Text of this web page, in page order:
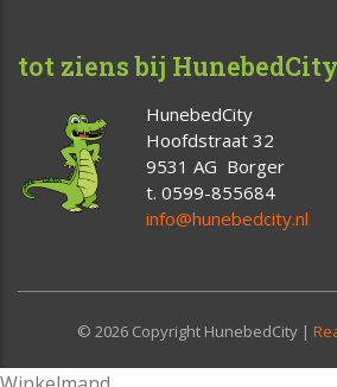
tot ziens bij HunebedCity
HunebedCity
Hoofdstraat 32
9531 AG Borger
t. 0599-855684
info@hunebedcity.nl
© 2026 Copyright HunebedCity |